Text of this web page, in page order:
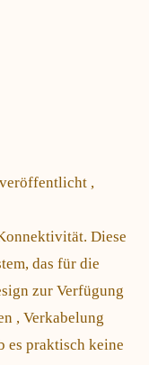
,
Diese
das für die
zur Verfügung
, Verkabelung
es praktisch keine